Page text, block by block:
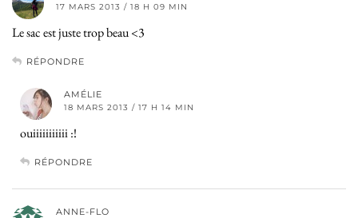
17 MARS 2013 / 18 H 09 MIN
Le sac est juste trop beau <3
RÉPONDRE
AMÉLIE
18 MARS 2013 / 17 H 14 MIN
ouiiiiiiiiiii :!
RÉPONDRE
ANNE-FLO